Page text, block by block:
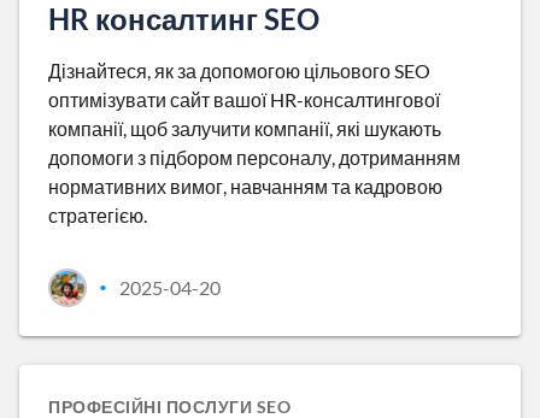
HR консалтинг SEO
Дізнайтеся, як за допомогою цільового SEO
оптимізувати сайт вашої HR-консалтингової
компанії, щоб залучити компанії, які шукають
допомоги з підбором персоналу, дотриманням
нормативних вимог, навчанням та кадровою
стратегією.
• 2025-04-20
ПРОФЕСІЙНІ ПОСЛУГИ SEO